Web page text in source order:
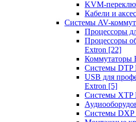
KVM-
Кабели и
Системы AV-
Процессоры
Процессоры
Extron [22]
Коммутаторы
Системы DTP
USB для
Extron [5]
Системы XTP
Системы DXP